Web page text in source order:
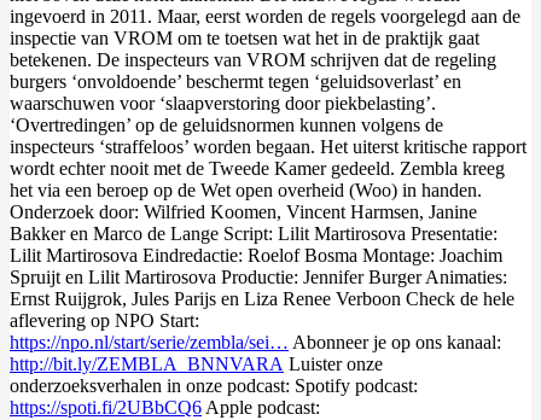
ingevoerd in 2011. Maar, eerst worden de regels voorgelegd aan de
inspectie van VROM om te toetsen wat het in de praktijk gaat
betekenen. De inspecteurs van VROM schrijven dat de regeling
burgers ‘onvoldoende’ beschermt tegen ‘geluidsoverlast’ en
waarschuwen voor ‘slaapverstoring door piekbelasting’.
‘Overtredingen’ op de geluidsnormen kunnen volgens de
inspecteurs ‘straffeloos’ worden begaan. Het uiterst kritische rapport
wordt echter nooit met de Tweede Kamer gedeeld. Zembla kreeg
het via een beroep op de Wet open overheid (Woo) in handen.
Onderzoek door: Wilfried Koomen, Vincent Harmsen, Janine
Bakker en Marco de Lange Script: Lilit Martirosova Presentatie:
Lilit Martirosova Eindredactie: Roelof Bosma Montage: Joachim
Spruijt en Lilit Martirosova Productie: Jennifer Burger Animaties:
Ernst Ruijgrok, Jules Parijs en Liza Renee Verboon Check de hele
aflevering op NPO Start:
https://npo.nl/start/serie/zembla/sei… Abonneer je op ons kanaal:
http://bit.ly/ZEMBLA_BNNVARA Luister onze
onderzoeksverhalen in onze podcast: Spotify podcast:
https://spoti.fi/2UBbCQ6 Apple podcast: